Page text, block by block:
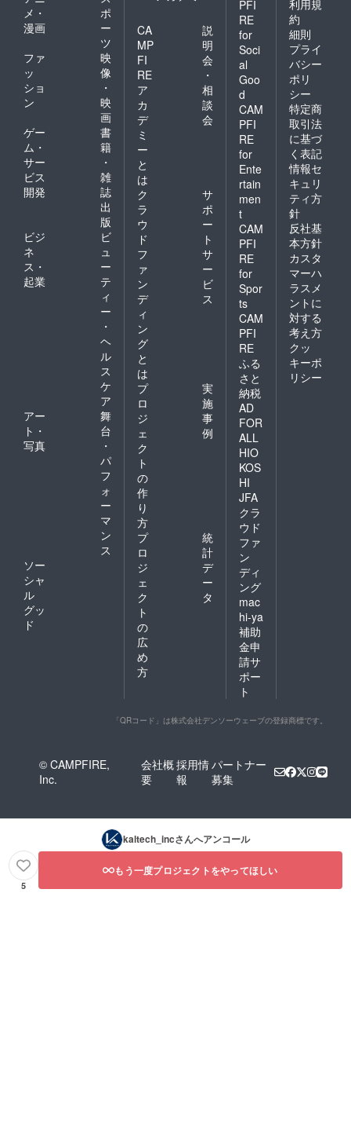
メ・
漫画
ポ
ー
ツ
ファ
ッ
ショ
ン
映
像
・
映
画
ゲー
ム・
サー
ビス
開発
書
籍
・
雑
誌
出
版
ビジ
ネ
ス・
起業
ビ
ュ
ー
テ
ィ
ー
・
ヘ
ル
ス
ケ
ア
アー
ト・
写真
舞
台
・
パ
フ
ォ
ー
マ
ン
ス
ソー
シャ
ル
グッ
ド
CA
MP
FI
RE
ア
カ
デ
ミ
ー
と
は
説
明
会
・
相
談
会
ク
ラ
ウ
ド
フ
ァ
ン
デ
ィ
ン
グ
と
は
サ
ポ
ー
ト
サ
ー
ビ
ス
プ
ロ
ジ
ェ
ク
ト
の
作
り
方
実
施
事
例
プ
ロ
ジ
ェ
ク
ト
の
広
め
方
統
計
デ
ー
タ
PFI
RE
for
Soci
al
Goo
d
CAM
PFI
RE
for
Ente
rtain
men
t
CAM
PFI
RE
for
Spor
ts
CAM
PFI
RE
ふる
さと
納税
AD
FOR
ALL
HIO
KOS
HI
JFA
クラ
ウド
ファ
ン
ディ
ング
mac
hi-ya
補助
金申
請サ
ポー
ト
利用規
約
細則
プライ
バシー
ポリ
シー
特定商
取引法
に基づ
く表記
情報セ
キュリ
ティ方
針
反社基
本方針
カスタ
マーハ
ラスメ
ントに
対する
考え方
クッ
キーポ
リシー
「QRコード」は株式会社デンソーウェーブの登録商標です。
© CAMPFIRE,
Inc.
会社概
要
採用情
報
パートナー
募集
kaltech_incさんへアンコール
5
もう一度プロジェクトをやってほしい